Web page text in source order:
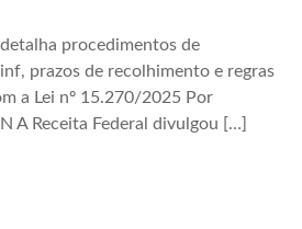
procedimentos de
prazos de recolhimento e regras
a Lei nº 15.270/2025 Por
A Receita Federal divulgou […]